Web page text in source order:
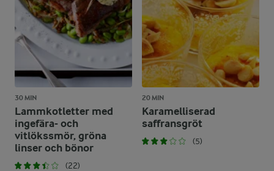
30 MIN
Lammkotletter med
ingefära- och
vitlökssmör, gröna
linser och bönor
(22)
20 MIN
Karamelliserad
saffransgröt
(5)